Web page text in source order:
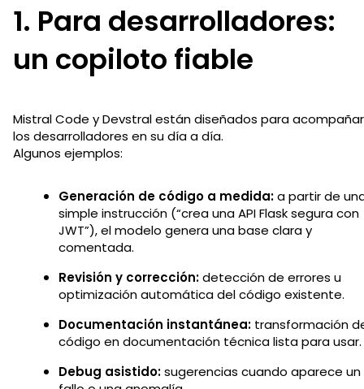
1. Para desarrolladores:
un copiloto fiable
Mistral Code y Devstral están diseñados para
los desarrolladores en su día a día.
Algunos ejemplos:
Generación de código a medida:a partir de
simple instrucción (“crea una API Flask segura con
JWT”), el modelo genera una base clara y
comentada.
Revisión y corrección:detección de errores u
optimización automática del código existente.
Documentación instantánea: transformación
código en documentación técnica lista para usar.
Debug asistido:sugerencias cuando aparece un